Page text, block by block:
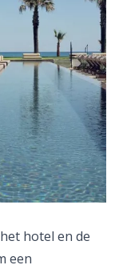
hotel en de
een